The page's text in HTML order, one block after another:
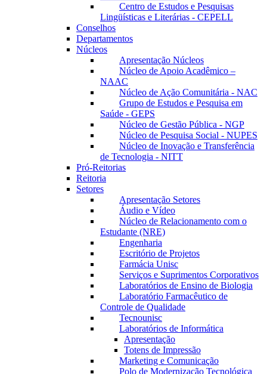
Centro de Estudos e Pesquisas
Lingüísticas e Literárias - CEPELL
Conselhos
Departamentos
Núcleos
Apresentação Núcleos
Núcleo de Apoio Acadêmico –
NAAC
Núcleo de Ação Comunitária - NAC
Grupo de Estudos e Pesquisa em
Saúde - GEPS
Núcleo de Gestão Pública - NGP
Núcleo de Pesquisa Social - NUPES
Núcleo de Inovação e Transferência
de Tecnologia - NITT
Pró-Reitorias
Reitoria
Setores
Apresentação Setores
Áudio e Vídeo
Núcleo de Relacionamento com o
Estudante (NRE)
Engenharia
Escritório de Projetos
Farmácia Unisc
Serviços e Suprimentos Corporativos
Laboratórios de Ensino de Biologia
Laboratório Farmacêutico de
Controle de Qualidade
Tecnounisc
Laboratórios de Informática
Apresentação
Totens de Impressão
Marketing e Comunicação
Polo de Modernização Tecnológica